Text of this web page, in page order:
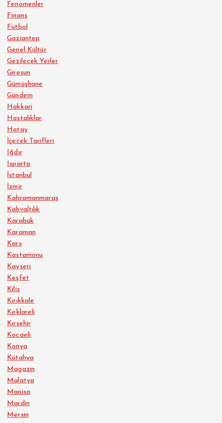
Fenomenler
Finans
Futbol
Gaziantep
Genel Kültür
Gezilecek Yerler
Giresun
Gümüşhane
Gündem
Hakkari
Hastalıklar
Hatay
İçecek Tarifleri
Iğdır
Isparta
İstanbul
İzmir
Kahramanmaraş
Kahvaltılık
Karabük
Karaman
Kars
Kastamonu
Kayseri
Keşfet
Kilis
Kırıkkale
Kırklareli
Kırşehir
Kocaeli
Konya
Kütahya
Magazin
Malatya
Manisa
Mardin
Mersin